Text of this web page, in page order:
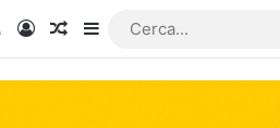
RSSAccediArticoli Casuali
Barra laterale